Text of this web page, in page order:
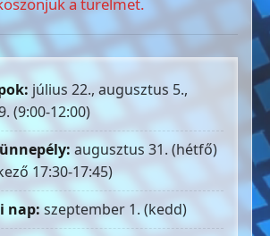
július 22., augusztus 5.,
(9:00-12:00)
augusztus 31. (hétfő)
17:30-17:45)
nap:szeptember 1. (kedd)